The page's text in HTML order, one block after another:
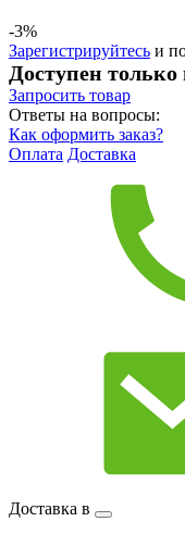
-3%
Зарегистрируйтесь и
Доступен только
Запросить товар
Ответы на вопросы:
Как оформить заказ?
Оплата Доставка
Доставка в